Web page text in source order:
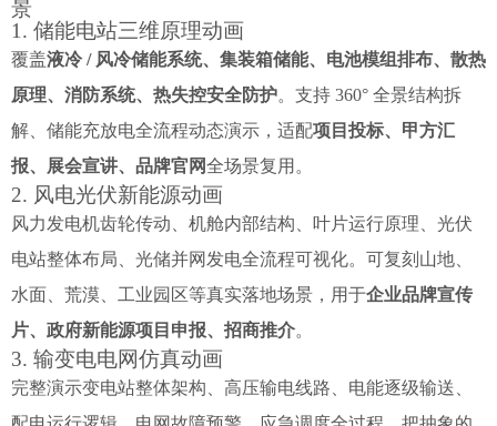
景
1. 储能电站三维原理动画
覆盖液冷 / 风冷储能系统、集装箱储能、电池模组排布、散热
原理、消防系统、热失控安全防护。支持 360° 全景结构拆
解、储能充放电全流程动态演示，适配项目投标、甲方汇
报、展会宣讲、品牌官网全场景复用。
2. 风电光伏新能源动画
风力发电机齿轮传动、机舱内部结构、叶片运行原理、光伏
电站整体布局、光储并网发电全流程可视化。可复刻山地、
水面、荒漠、工业园区等真实落地场景，用于企业品牌宣传
片、政府新能源项目申报、招商推介。
3. 输变电电网仿真动画
完整演示变电站整体架构、高压输电线路、电能逐级输送、